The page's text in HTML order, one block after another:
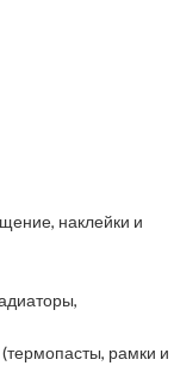
наклейки и
рамки и